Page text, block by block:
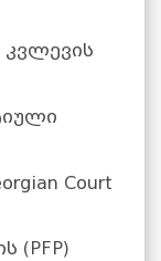
Court
(PFP)